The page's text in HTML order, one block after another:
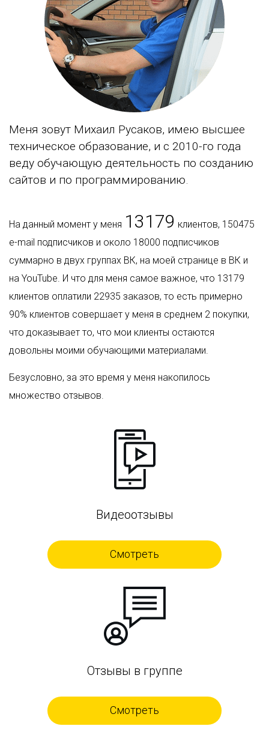
Меня зовут Михаил Русаков, имею высшее
техническое образование, и с 2010-го года
веду обучающую деятельность по созданию
сайтов и по программированию.
На данный момент у меня 13179 клиентов, 150475
e-mail подписчиков и около 18000 подписчиков
суммарно в двух группах ВК, на моей странице в ВК и
на YouTube. И что для меня самое важное, что 13179
клиентов оплатили 22935 заказов, то есть примерно
90% клиентов совершает у меня в среднем 2 покупки,
что доказывает то, что мои клиенты остаются
довольны моими обучающими материалами.
Безусловно, за это время у меня накопилось
множество отзывов.
Видеоотзывы
Смотреть
Отзывы в группе
Смотреть